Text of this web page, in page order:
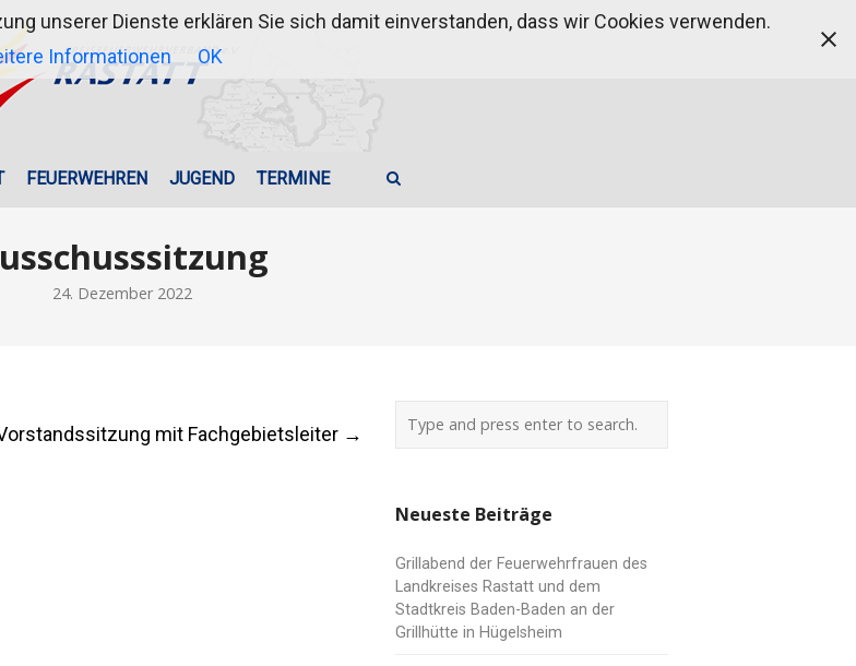
FEUERWEHREN JUGEND TERMINE
24. Dezember 2022
mit Fachgebietsleiter →
Neueste Beiträge
Grillabend der Feuerwehrfrauen des
Landkreises Rastatt und dem
Stadtkreis Baden-Baden an der
Grillhütte in Hügelsheim
unserer Dienste erklären Sie sich damit einverstanden, dass wir Cookies verwenden.
Informationen
OK